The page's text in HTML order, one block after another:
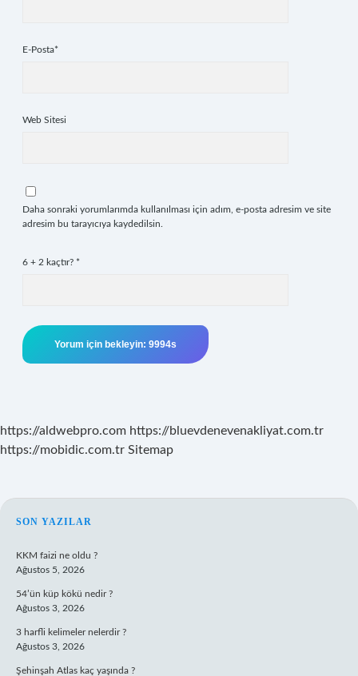
E-Posta*
Web Sitesi
Daha sonraki yorumlarımda kullanılması için adım, e-posta adresim ve site
adresim bu tarayıcıya kaydedilsin.
6 + 2 kaçtır? *
https://aldwebpro.com https://bluevdenevenakliyat.com.tr
https://mobidic.com.tr Sitemap
SIDEBAR
SON YAZILAR
KKM faizi ne oldu ?
Ağustos 5, 2026
54’ün küp kökü nedir ?
Ağustos 3, 2026
3 harfli kelimeler nelerdir ?
Ağustos 3, 2026
Şehinşah Atlas kaç yaşında ?